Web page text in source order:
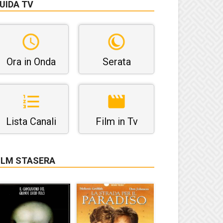
TV
Ora in Onda Serata
Lista Canali Film in Tv
STASERA